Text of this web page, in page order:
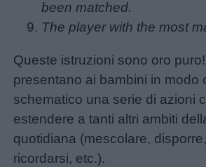
per
bambini
Feste
e
giornate
Filastrocche
been matched.
The player with the most
Queste istruzioni sono oro
presentano ai bambini in modo
schematico una serie di azioni
estendere a tanti altri ambiti
quotidiana (mescolare,
ricordarsi, etc.).